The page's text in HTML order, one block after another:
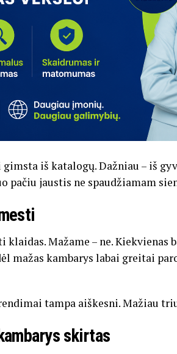
iš katalogų. Dažniau – iš
jaustis ne spaudžiamam
Mažame – ne. Kiekvienas
mažas kambarys labai greitai
tampa aiškesni. Mažiau
skirtas